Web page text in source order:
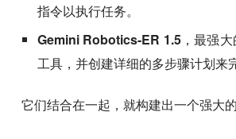
指令以执行任务。
Gemini Robotics-ER 1.5，最强
工具，并创建详细的多步骤计划来
它们结合在一起，就构建出一个强大的